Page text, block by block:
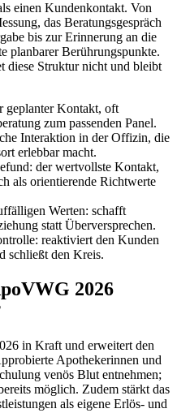
einen Kundenkontakt. Von
das Beratungsgespräch
bis zur Erinnerung an die
planbarer Berührungspunkte.
diese Struktur nicht und bleibt
geplanter Kontakt, oft
zum passenden Panel.
Interaktion in der Offizin, die
erlebbar macht.
der wertvollste Kontakt,
als orientierende Richtwerte
Werten: schafft
statt Überversprechen.
reaktiviert den Kunden
schließt den Kreis.
2026
in Kraft und erweitert den
Apothekerinnen und
venös Blut entnehmen;
möglich. Zudem stärkt das
als eigene Erlös- und